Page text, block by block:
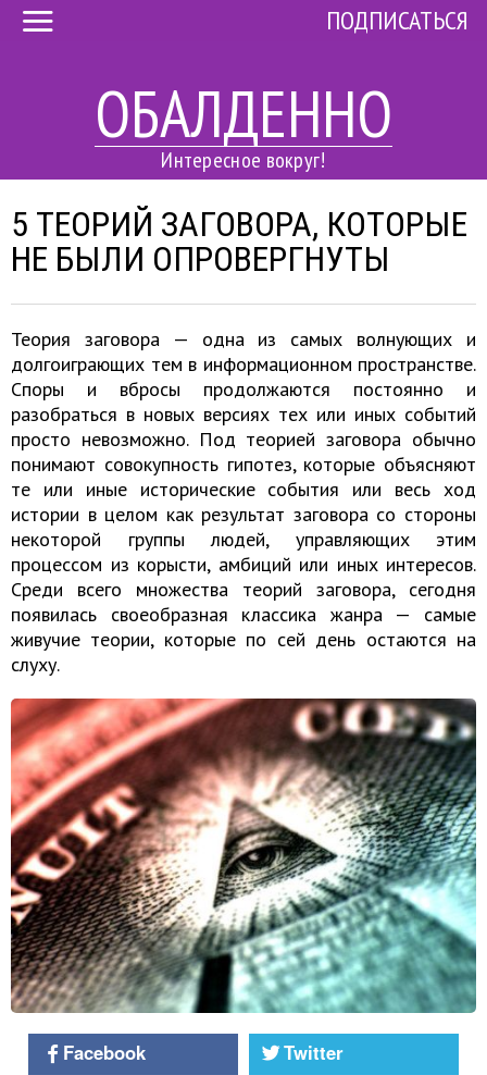
ОБАЛДЕННО
Интересное вокруг!
ПОДПИСАТЬСЯ
5 ТЕОРИЙ ЗАГОВОРА, КОТОРЫЕ
НЕ БЫЛИ ОПРОВЕРГНУТЫ
Теория заговора — одна из самых волнующих и
долгоиграющих тем в информационном пространстве.
Споры и вбросы продолжаются постоянно и
разобраться в новых версиях тех или иных событий
просто невозможно. Под теорией заговора обычно
понимают совокупность гипотез, которые объясняют
те или иные исторические события или весь ход
истории в целом как результат заговора со стороны
некоторой группы людей, управляющих этим
процессом из корысти, амбиций или иных интересов.
Среди всего множества теорий заговора, сегодня
появилась своеобразная классика жанра — самые
живучие теории, которые по сей день остаются на
слуху.
Facebook
Twitter